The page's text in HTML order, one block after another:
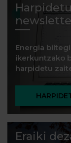
Energia
ikerkuntzako
harpidetu
Eraiki